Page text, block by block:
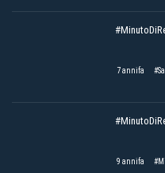
7 annifa
9 annifa